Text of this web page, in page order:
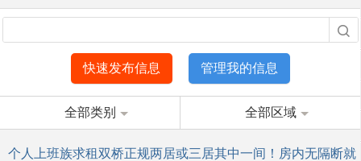
合资讯门户网站
登录 注册 微信快速登录
快速发布信息 管理我的信息
全部类别 全部区域
个人上班族求租双桥正规两居或三居其中一间！房内无隔断就